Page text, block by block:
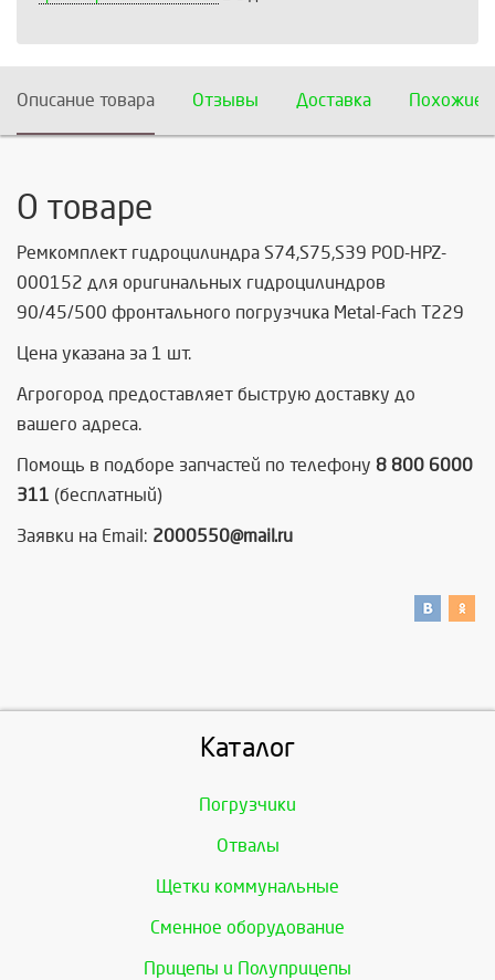
Описание товара Отзывы Доставка Похожие
О товаре
Ремкомплект гидроцилиндра S74,S75,S39 POD-HPZ-
000152 для оригинальных гидроцилиндров
90/45/500 фронтального погрузчика Metal-Fach T229
Цена указана за 1 шт.
Агрогород предоставляет быструю доставку до
вашего адреса.
Помощь в подборе запчастей по телефону 8 800 6000
311 (бесплатный)
Заявки на Email: 2000550@mail.ru
Каталог
Погрузчики
Отвалы
Щетки коммунальные
Сменное оборудование
Прицепы и Полуприцепы